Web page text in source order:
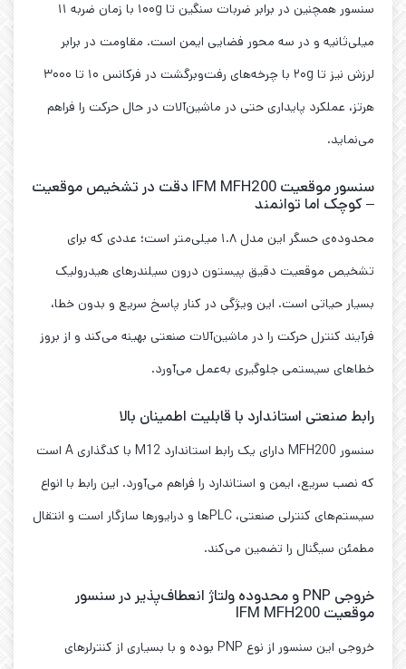
سنسور همچنین در برابر ضربات سنگین تا ۱۰۰g با زمان ضربه ۱۱
میلی‌ثانیه و در سه محور فضایی ایمن است. مقاومت در برابر
لرزش نیز تا ۲۰g با چرخه‌های رفت‌وبرگشت در فرکانس ۱۰ تا ۳۰۰۰
هرتز، عملکرد پایداری حتی در ماشین‌آلات در حال حرکت را فراهم
می‌نماید.
سنسور موقعیت IFM MFH200 دقت در تشخیص موقعیت
– کوچک اما توانمند
محدوده‌ی حسگر این مدل ۱.۸ میلی‌متر است؛ عددی که برای
تشخیص موقعیت دقیق پیستون درون سیلندرهای هیدرولیک
بسیار حیاتی است. این ویژگی در کنار پاسخ سریع و بدون خطا،
فرآیند کنترل حرکت را در ماشین‌آلات صنعتی بهینه می‌کند و از بروز
خطاهای سیستمی جلوگیری به‌عمل می‌آورد.
رابط صنعتی استاندارد با قابلیت اطمینان بالا
سنسور MFH200 دارای یک رابط استاندارد M12 با کدگذاری A است
که نصب سریع، ایمن و استاندارد را فراهم می‌آورد. این رابط با انواع
سیستم‌های کنترلی صنعتی، PLCها و درایورها سازگار است و انتقال
مطمئن سیگنال را تضمین می‌کند.
خروجی PNP و محدوده ولتاژ انعطاف‌پذیر در سنسور
موقعیت IFM MFH200
خروجی این سنسور از نوع PNP بوده و با بسیاری از کنترلرهای